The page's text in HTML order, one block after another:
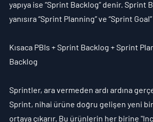
yapıya ise “Sprint Backlog” denir. Sprint
yanısıra “Sprint Planning” ve “Sprint Goal
Kısaca PBIs + Sprint Backlog + Sprint
Backlog
Sprintler, ara vermeden ardı ardına
Sprint, nihai ürüne doğru gelişen yeni
ortaya çıkarır. Bu ürünlerin her birine "I